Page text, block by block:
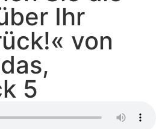
Ihr
von
5